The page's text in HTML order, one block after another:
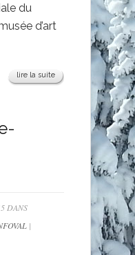
du
d’art
lire la suite
DANS
|